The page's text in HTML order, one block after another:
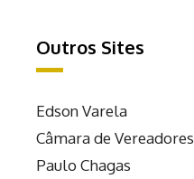
Outros Sites
Edson Varela
Câmara de Vereadores
Paulo Chagas